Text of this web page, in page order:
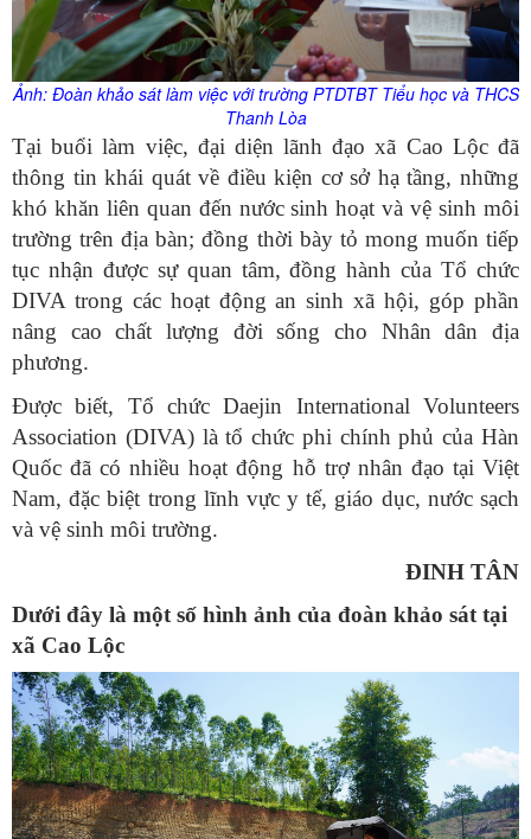
Ảnh: Đoàn khảo sát làm việc với trường PTDTBT Tiểu học và THCS
Thanh Lòa
Tại buổi làm việc, đại diện lãnh đạo xã Cao Lộc đã
thông tin khái quát về điều kiện cơ sở hạ tầng, những
khó khăn liên quan đến nước sinh hoạt và vệ sinh môi
trường trên địa bàn; đồng thời bày tỏ mong muốn tiếp
tục nhận được sự quan tâm, đồng hành của Tổ chức
DIVA trong các hoạt động an sinh xã hội, góp phần
nâng cao chất lượng đời sống cho Nhân dân địa
phương.
Được biết, Tổ chức Daejin International Volunteers
Association (DIVA) là tổ chức phi chính phủ của Hàn
Quốc đã có nhiều hoạt động hỗ trợ nhân đạo tại Việt
Nam, đặc biệt trong lĩnh vực y tế, giáo dục, nước sạch
và vệ sinh môi trường.
ĐINH TÂN
Dưới đây là một số hình ảnh của đoàn khảo sát tại
xã Cao Lộc